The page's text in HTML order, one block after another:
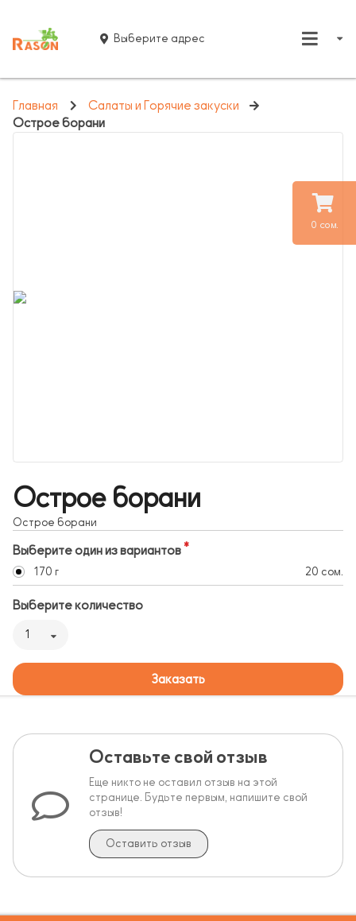
0 сом.
Выберите адрес
Главная
Салаты и Горячие закуски
Острое борани
Острое борани
Острое борани
Выберите один из вариантов
170 г 20 сом.
Выберите количество
1
Заказать
Оставьте свой отзыв
Еще никто не оставил отзыв на этой
странице. Будьте первым, напишите свой
отзыв!
Оставить отзыв